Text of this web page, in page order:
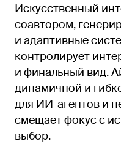
Искусственный
соавтором,
и адаптивные
контролирует
и финальный вид.
динамичной и
для ИИ-агентов и
смещает фокус с
выбор.